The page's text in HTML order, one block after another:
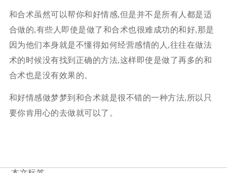
和合术虽然可以帮你和好情感,但是并不是所有人都是适
合做的,有些人即使是做了和合术也很难成功的和好,那是
因为他们本身就是不懂得如何经营感情的人,往往在做法
术的时候没有找到正确的方法,这样即使是做了再多的和
合术也是没有效果的。
和好情感做梦梦到和合术就是很不错的一种方法,所以只
要你肯用心的去做就可以了。